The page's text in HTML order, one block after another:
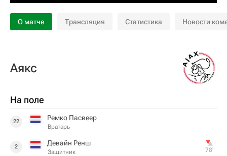
О матче Трансляция Статистика Новости
Аякс
На поле
22 Ремко Пасвеер
Вратарь
2 Девайн Ренш
Защитник 78‎’‎